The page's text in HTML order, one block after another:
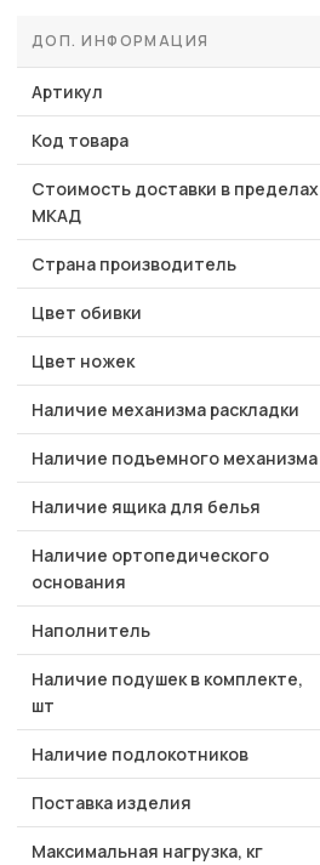
ДОП. ИНФОРМАЦИЯ
Артикул
Код товара
Стоимость доставки в пределах
МКАД
Страна производитель
Цвет обивки
Цвет ножек
Наличие механизма раскладки
Наличие подъемного механизма
Наличие ящика для белья
Наличие ортопедического
основания
Наполнитель
Наличие подушек в комплекте,
шт
Наличие подлокотников
Поставка изделия
Максимальная нагрузка, кг